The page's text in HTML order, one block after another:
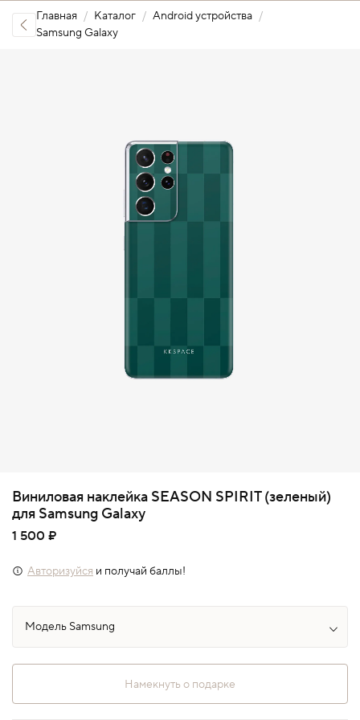
Главная Каталог
Android устройства
Samsung Galaxy
Виниловая наклейка SEASON SPIRIT (зеленый)
для Samsung Galaxy
1 500 ₽
Авторизуйся и получай баллы!
Намекнуть о подарке